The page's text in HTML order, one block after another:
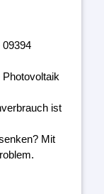
09394
ist
Mit